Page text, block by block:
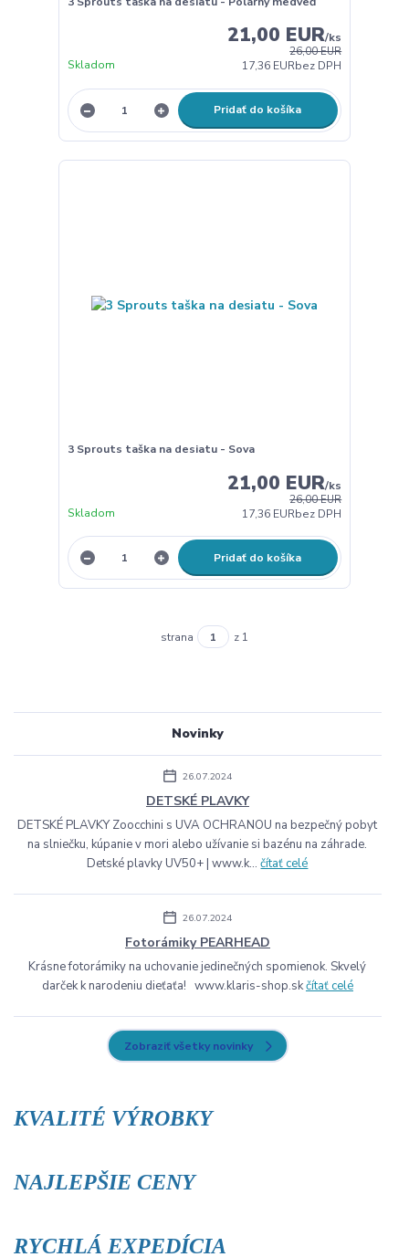
26,00 EUR
21,00 EUR/ks
17,36 EURbez DPH
Skladom
Pridať do košíka
3 Sprouts taška na desiatu - Sova
26,00 EUR
21,00 EUR/ks
17,36 EURbez DPH
Skladom
Pridať do košíka
strana z 1
Novinky
26.07.2024
DETSKÉ PLAVKY
DETSKÉ PLAVKY Zoocchini s UVA OCHRANOU na bezpečný pobyt
na slniečku, kúpanie v mori alebo užívanie si bazénu na záhrade.
Detské plavky UV50+ | www.k...čítať celé
26.07.2024
Fotorámiky PEARHEAD
Krásne fotorámiky na uchovanie jedinečných spomienok. Skvelý
darček k narodeniu dieťaťa! www.klaris-shop.skčítať celé
Zobraziť všetky novinky
KVALITÉ VÝROBKY
NAJLEPŠIE CENY
RYCHLÁ EXPEDÍCIA